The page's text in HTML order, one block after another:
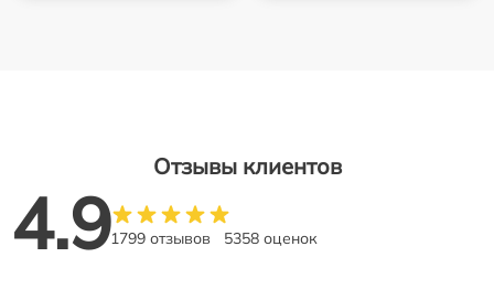
Отзывы клиентов
4.91799 отзывов 5358 оценок